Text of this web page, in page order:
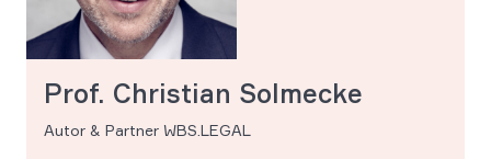
Prof. Christian Solmecke
Autor & Partner WBS.LEGAL